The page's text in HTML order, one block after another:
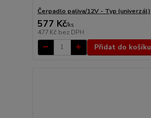
Čerpadlo paliva/12V - Typ (univerzál)
577 Kč/ks
477 Kč bez DPH
Přidat do košíku